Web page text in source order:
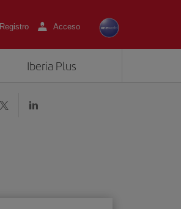
Registro Acceso
Iberia Plus